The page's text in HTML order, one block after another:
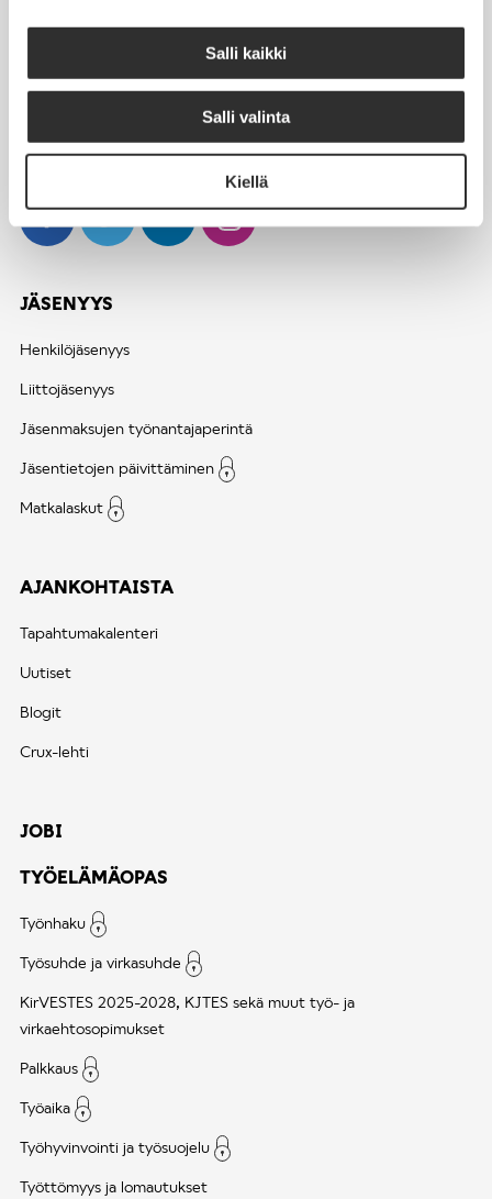
Salli kaikki
Salli valinta
Kiellä
puh. (09) 4270 1503
toimisto@akiliitot.fi
Seuraa meitä somessa:
JÄSENYYS
Henkilöjäsenyys
Liittojäsenyys
Jäsenmaksujen työnantajaperintä
Jäsentietojen päivittäminen
Matkalaskut
AJANKOHTAISTA
Tapahtumakalenteri
Uutiset
Blogit
Crux-lehti
JOBI
TYÖELÄMÄOPAS
Työnhaku
Työsuhde ja virkasuhde
KirVESTES 2025-2028, KJTES sekä muut työ- ja
virkaehtosopimukset
Palkkaus
Työaika
Työhyvinvointi ja työsuojelu
Työttömyys ja lomautukset